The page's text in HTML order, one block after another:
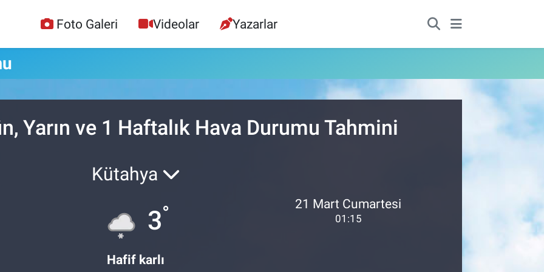
Foto Galeri Videolar Yazarlar
Yarın ve 1 Haftalık Hava Durumu Tahmini
Kütahya
3°
Hafif karlı
21 Mart Cumartesi
01:15